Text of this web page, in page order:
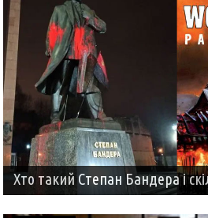
Хто такий Степан Бандера і